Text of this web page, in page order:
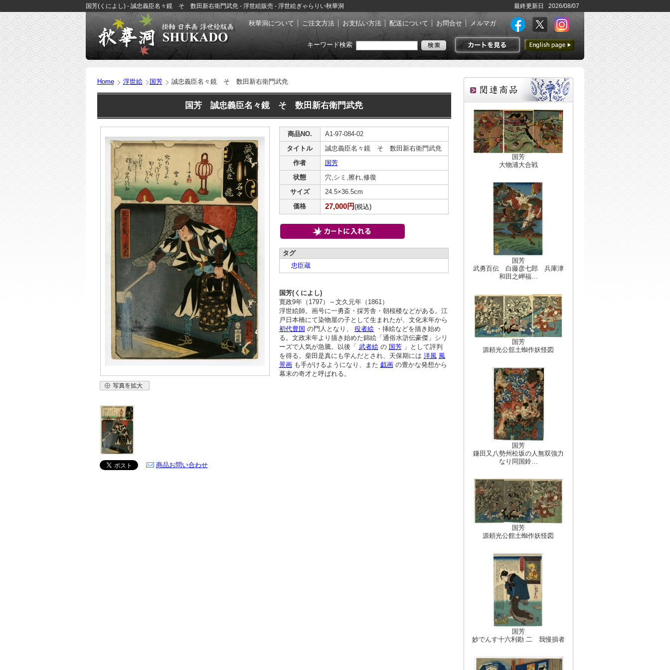
国芳(くによし) - 誠忠義臣名々鏡 そ 数田新右衛門武尭 - 浮世絵販売 - 浮世絵ぎゃらりい秋華洞 最終更新日 2026/08/07
秋華洞について ご注文方法 お支払い方法 配送について お問合せ メルマガ
カートを見る
英語ページへ
キーワード検索
Home 浮世絵 国芳 誠忠義臣名々鏡 そ 数田新右衛門武尭
国芳 誠忠義臣名々鏡 そ 数田新右衛門武尭
商品お問い合わせ
商品NO.
A1-97-084-02
タイトル
誠忠義臣名々鏡 そ 数田新右衛門武尭
作者
国芳
状態
穴,シミ,擦れ,修復
サイズ
24.5×36.5cm
価格
27,000円(税込)
タグ
忠臣蔵
国芳(くによし)
寛政9年（1797）～文久元年（1861）
浮世絵師。画号に一勇斎・採芳舎・朝桜楼などがある。江
戸日本橋にて染物屋の子として生まれたが、文化末年から
初代豊国 の門人となり、 役者絵・挿絵などを描き始め
る。文政末年より描き始めた錦絵「通俗水滸伝豪傑」シリ
ーズで人気が急騰。以後「 武者絵の 国芳」として評判
を得る。柴田是真にも学んだとされ、天保期には 洋風 風
景画も手がけるようになり、また 戯画の豊かな発想から
幕末の奇才と呼ばれる。
国芳
大物浦大合戦
国芳
武勇百伝 白藤彦七郎 兵庫津
和田之岬福…
国芳
源頼光公舘土蜘作妖怪図
国芳
鎌田又八勢州松坂の人無双強力
なり同国鈴…
国芳
源頼光公館土蜘作妖怪図
国芳
妙でんす十六利勘 二 我慢損者